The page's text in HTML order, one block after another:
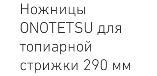
Ножницы
ONOTETSU для
топиарной
стрижки 290 мм